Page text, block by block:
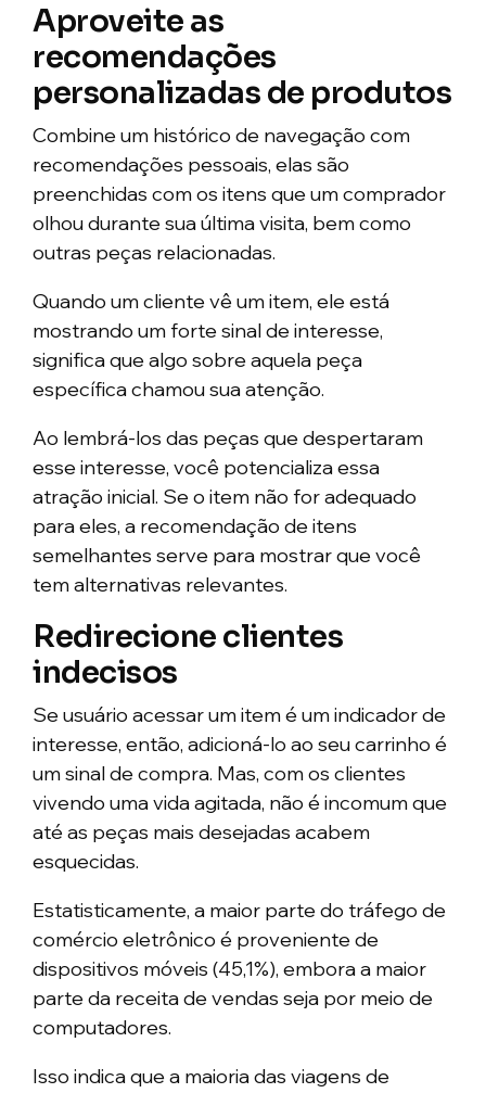
Aproveite as
recomendações
personalizadas de produtos
Combine um histórico de navegação com
recomendações pessoais, elas são
preenchidas com os itens que um comprador
olhou durante sua última visita, bem como
outras peças relacionadas.
Quando um cliente vê um item, ele está
mostrando um forte sinal de interesse,
significa que algo sobre aquela peça
específica chamou sua atenção.
Ao lembrá-los das peças que despertaram
esse interesse, você potencializa essa
atração inicial. Se o item não for adequado
para eles, a recomendação de itens
semelhantes serve para mostrar que você
tem alternativas relevantes.
Redirecione clientes
indecisos
Se usuário acessar um item é um indicador de
interesse, então, adicioná-lo ao seu carrinho é
um sinal de compra. Mas, com os clientes
vivendo uma vida agitada, não é incomum que
até as peças mais desejadas acabem
esquecidas.
Estatisticamente, a maior parte do tráfego de
comércio eletrônico é proveniente de
dispositivos móveis (45,1%), embora a maior
parte da receita de vendas seja por meio de
computadores.
Isso indica que a maioria das viagens de